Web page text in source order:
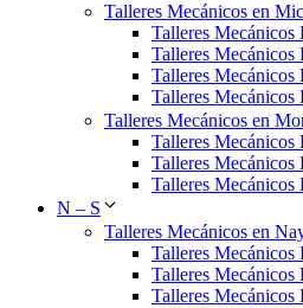
Talleres Mecánicos en
Talleres Mecánicos
Talleres Mecánicos
Talleres Mecánicos
Talleres Mecánicos
Talleres Mecánicos en
Talleres Mecánicos
Talleres Mecánicos
Talleres Mecánicos
N – S
Talleres Mecánicos en
Talleres Mecánicos
Talleres Mecánicos
Talleres Mecánicos